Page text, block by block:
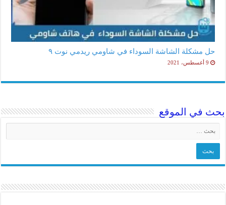
حل مشكلة الشاشة السوداء في شاومي ريدمي نوت ٩
9 أغسطس، 2021
بحث في الموقع